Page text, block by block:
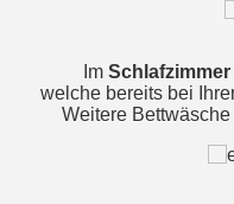
Im Schlafzimmer
welche bereits bei
Weitere